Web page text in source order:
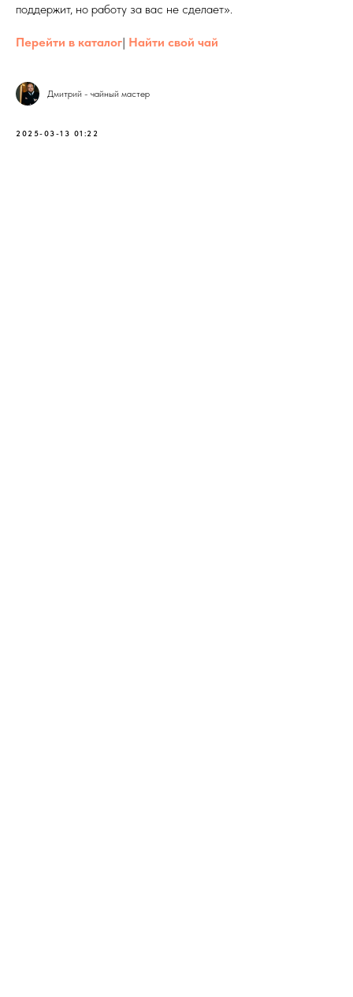
поддержит, но работу за вас не сделает».
Перейти в каталог| Найти свой чай
Дмитрий - чайный мастер
2025-03-13 01:22